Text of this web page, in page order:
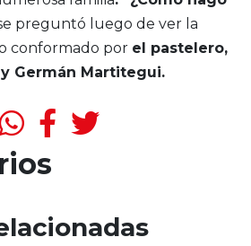
preguntó luego de ver la
conformado por el pastelero,
Germán Martitegui.